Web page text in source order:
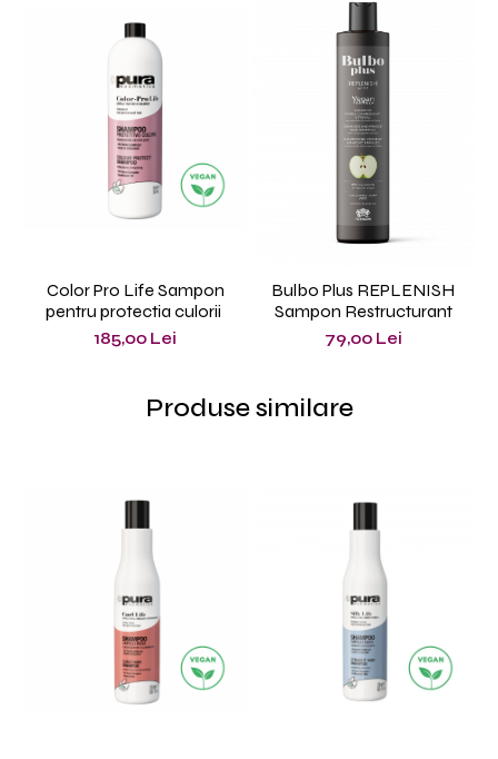
Color Pro Life Sampon
pentru protectia culorii
185,00 Lei
Bulbo Plus REPLENISH
Sampon Restructurant
79,00 Lei
Produse similare